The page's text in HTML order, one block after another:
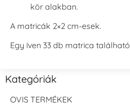
kör alakban.
A matricák 2×2 cm-esek.
Egy íven 33 db matrica található
Kategóriák
OVIS TERMÉKEK